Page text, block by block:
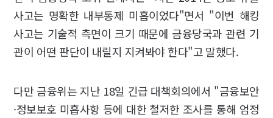
사고는 명확한 내부통제 미흡이었다"면서 "이번 해킹
사고는 기술적 측면이 크기 때문에 금융당국과 관련 기
관이 어떤 판단이 내릴지 지켜봐야 한다"고 말했다.
다만 금융위는 지난 18일 긴급 대책회의에서 "금융보안
·정보보호 미흡사항 등에 대한 철저한 조사를 통해 엄정